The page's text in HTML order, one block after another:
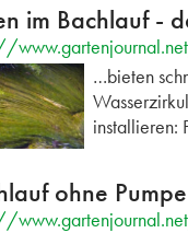
im Bachlauf -
…bieten
installieren:
ohne